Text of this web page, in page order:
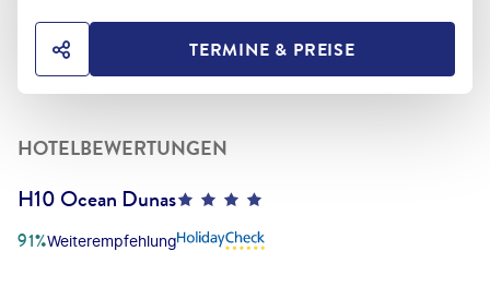
HOTEL TEILENTERMINE & PREISE
HOTELBEWERTUNGEN
H10 Ocean Dunas
Weiterempfehlung
91%